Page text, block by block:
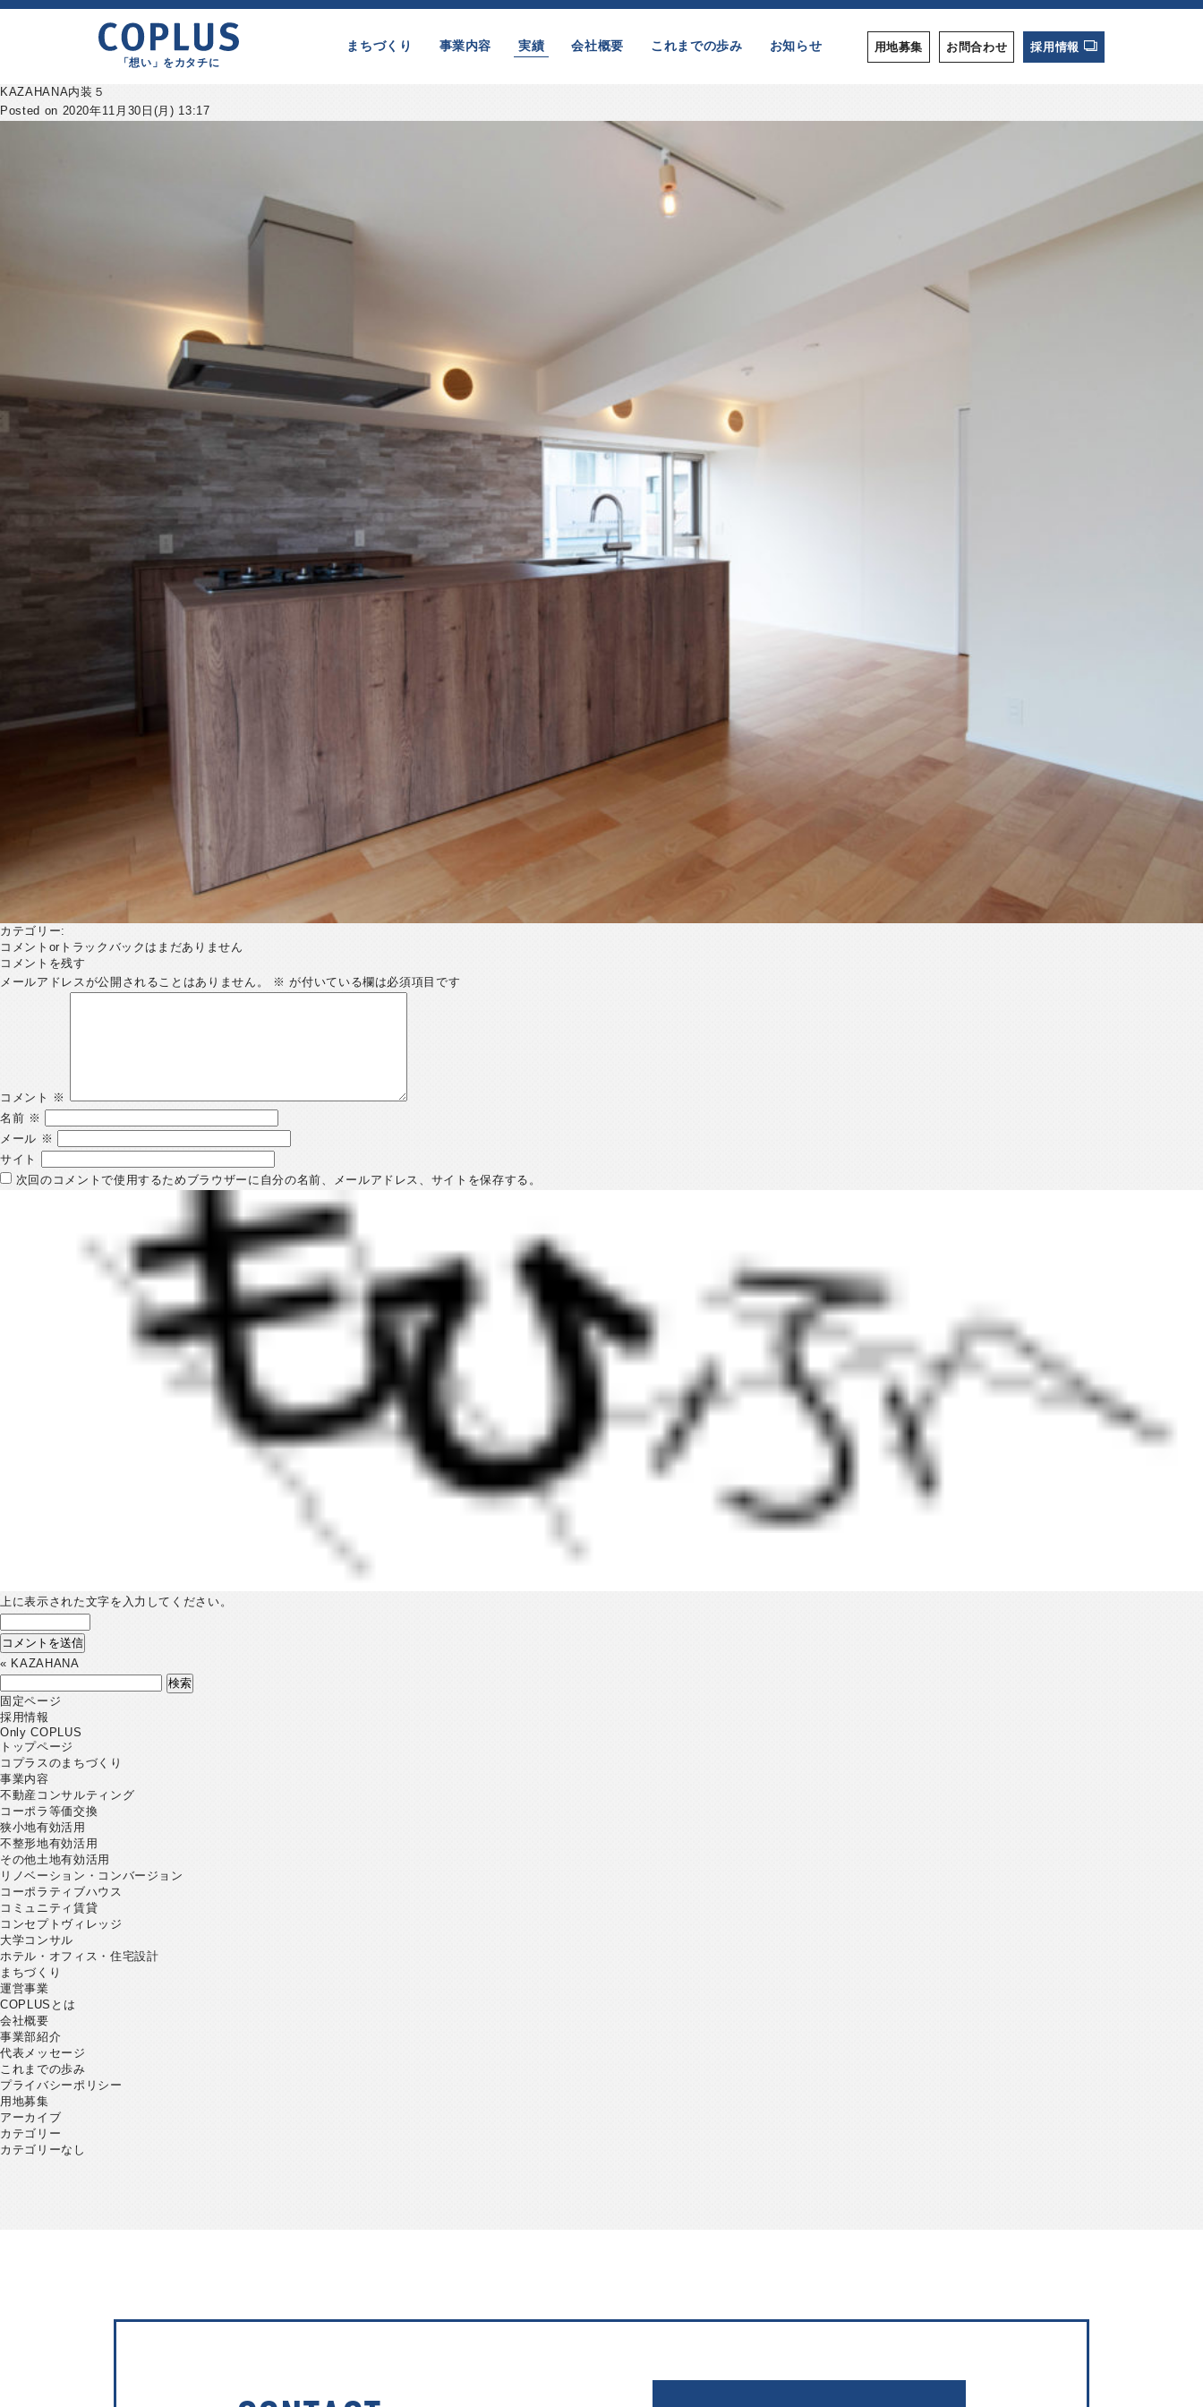
「想い」をカタチに
まちづくり 事業内容 実績 会社概要 これまでの歩み お知らせ 用地募集 お問合わせ 採用情報
KAZAHANA内装５
Posted on 2020年11月30日(月) 13:17
カテゴリー:
コメントorトラックバックはまだありません
コメントを残す
メールアドレスが公開されることはありません。
※ が付いている欄は必須項目です
コメント
※
名前 ※
メール ※
サイト
次回のコメントで使用するためブラウザーに自分の名前、メールアドレス、サイトを保存する。
上に表示された文字を入力してください。
« KAZAHANA
索:
固定ページ
採用情報
Only COPLUS
トップページ
コプラスのまちづくり
事業内容
不動産コンサルティング
コーポラ等価交換
狭小地有効活用
不整形地有効活用
その他土地有効活用
リノベーション・コンバージョン
コーポラティブハウス
コミュニティ賃貸
コンセプトヴィレッジ
大学コンサル
ホテル・オフィス・住宅設計
まちづくり
運営事業
COPLUSとは
会社概要
事業部紹介
代表メッセージ
これまでの歩み
プライバシーポリシー
用地募集
アーカイブ
カテゴリー
カテゴリーなし